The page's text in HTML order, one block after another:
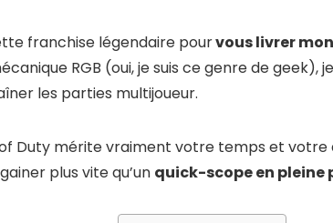
franchise légendaire pourvous livrer
RGB (oui, je suis ce genre de geek),
les parties multijoueur.
Duty mérite vraiment votre temps et votre
plus vite qu’un quick-scope en pleine